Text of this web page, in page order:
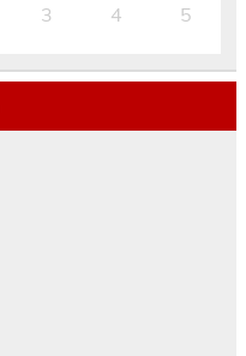
3 4 5